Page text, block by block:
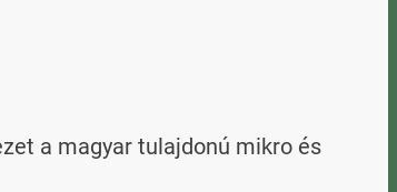
a magyar tulajdonú mikro és